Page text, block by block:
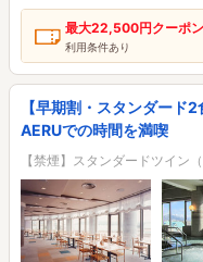
最大22,500円クーポン
利用条件あり
【早期割・スタンダード
AERUでの時間を満喫
【禁煙】スタンダードツイン